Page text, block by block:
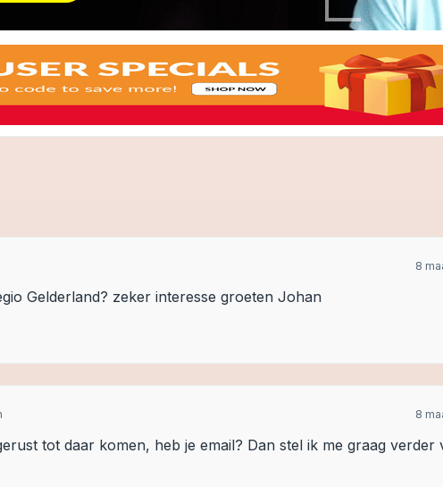
8
Gelderland? zeker interesse groeten Johan
8
tot daar komen, heb je email? Dan stel ik me graag verder